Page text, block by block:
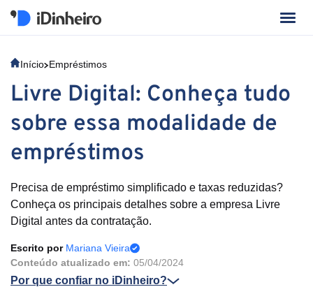
Início Empréstimos
Livre Digital: Conheça tudo
sobre essa modalidade de
empréstimos
Precisa de empréstimo simplificado e taxas reduzidas?
Conheça os principais detalhes sobre a empresa Livre
Digital antes da contratação.
Escrito por Mariana Vieira
Conteúdo atualizado em: 05/04/2024
Por que confiar no iDinheiro?